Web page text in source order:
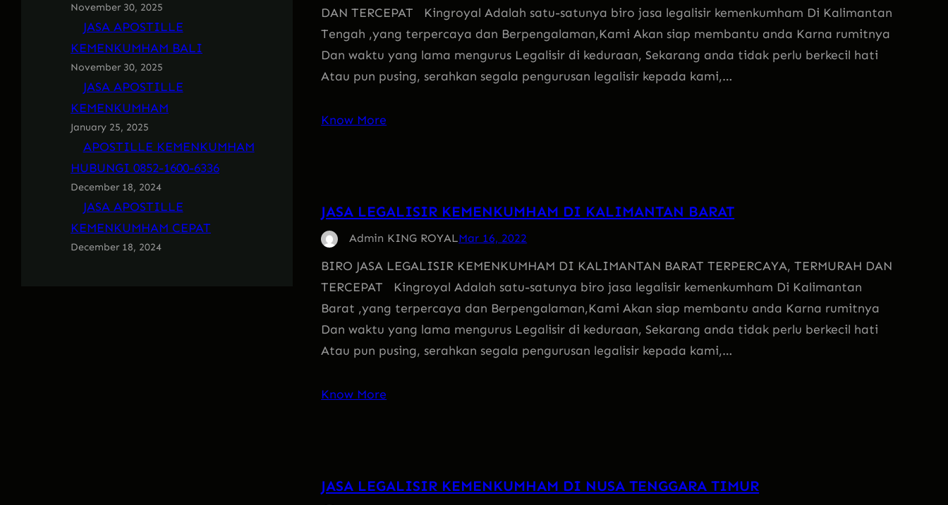
November 30, 2025
JASA APOSTILLE
KEMENKUMHAM BALI
November 30, 2025
JASA APOSTILLE
KEMENKUMHAM
January 25, 2025
APOSTILLE KEMENKUMHAM
HUBUNGI 0852-1600-6336
December 18, 2024
JASA APOSTILLE
KEMENKUMHAM CEPAT
December 18, 2024
DAN TERCEPAT Kingroyal Adalah satu-satunya biro jasa legalisir kemenkumham Di Kalimantan
Tengah ,yang terpercaya dan Berpengalaman,Kami Akan siap membantu anda Karna rumitnya
Dan waktu yang lama mengurus Legalisir di keduraan, Sekarang anda tidak perlu berkecil hati
Atau pun pusing, serahkan segala pengurusan legalisir kepada kami,…
Know More
JASA LEGALISIR KEMENKUMHAM DI KALIMANTAN BARAT
Admin KING ROYALMar 16, 2022
BIRO JASA LEGALISIR KEMENKUMHAM DI KALIMANTAN BARAT TERPERCAYA, TERMURAH DAN
TERCEPAT Kingroyal Adalah satu-satunya biro jasa legalisir kemenkumham Di Kalimantan
Barat ,yang terpercaya dan Berpengalaman,Kami Akan siap membantu anda Karna rumitnya
Dan waktu yang lama mengurus Legalisir di keduraan, Sekarang anda tidak perlu berkecil hati
Atau pun pusing, serahkan segala pengurusan legalisir kepada kami,…
Know More
JASA LEGALISIR KEMENKUMHAM DI NUSA TENGGARA TIMUR